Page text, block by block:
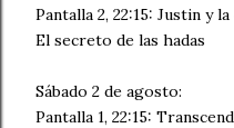
Pantalla 2, 22:15: Justin y
El secreto de las hadas
Sábado 2 de agosto:
Pantalla 1, 22:15: